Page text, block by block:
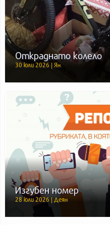
Откраднато колело
30 юли 2026 | Ян
Изгубен номер
28 юли 2026 | Деян